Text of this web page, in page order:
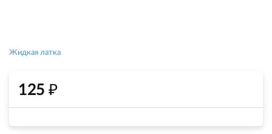
Жидкая латка
125 ₽